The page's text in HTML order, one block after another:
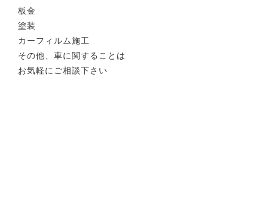
板金
塗装
カーフィルム施工
その他、車に関することは
お気軽にご相談下さい